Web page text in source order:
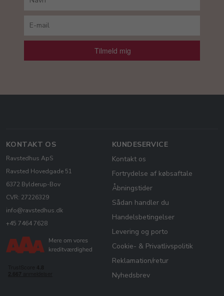
Tilmeld mig
KONTAKT OS
Ravstedhus ApS
Ravsted Hovedgade 51
6372 Bylderup-Bov
CVR: 27226329
info@ravstedhus.dk
+45 7464 7628
KUNDESERVICE
Kontakt os
Fortrydelse af købsaftale
Åbningstider
Sådan handler du
Handelsbetingelser
Levering og porto
Cookie- & Privatlivspolitik
Reklamation/retur
Nyhedsbrev